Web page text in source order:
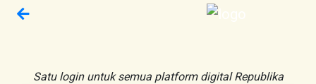
Satu login untuk semua platform digital Republika